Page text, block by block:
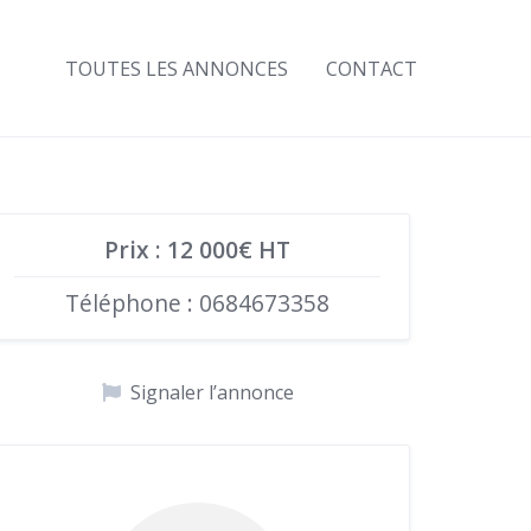
TOUTES LES ANNONCES CONTACT
Prix : 12 000€ HT
Téléphone : 0684673358
Signaler l’annonce